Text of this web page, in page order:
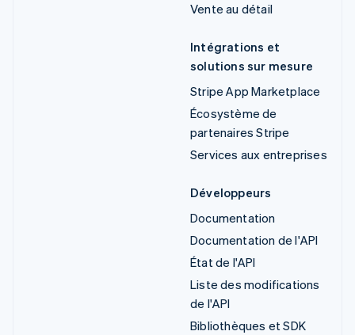
Vente au détail
Intégrations et
solutions sur mesure
Stripe App Marketplace
Écosystème de
partenaires Stripe
Services aux entreprises
Développeurs
Documentation
Documentation de l'API
État de l'API
Liste des modifications
de l'API
Bibliothèques et SDK